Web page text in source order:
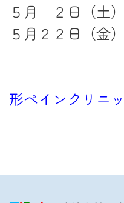
５月 ２日（土）
５月２２日（金
形ペインクリニ